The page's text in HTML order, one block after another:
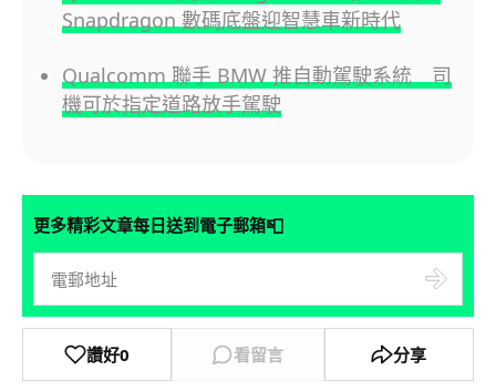
Snapdragon 數碼底盤迎智慧車新時代
Qualcomm 聯手 BMW 推自動駕駛系統 司
機可於指定道路放手駕駛
更多精彩文章每日送到電子郵箱📮
讚好0 看留言 分享